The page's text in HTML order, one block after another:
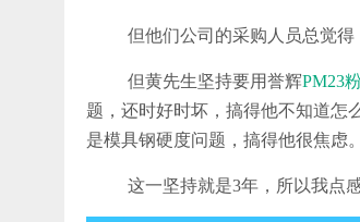
但他们公司的采购人员总觉得
但黄先生坚持要用誉辉PM23
题，还时好时坏，搞得他不知道怎
是模具钢硬度问题，搞得他很焦虑。
这一坚持就是3年，所以我点感